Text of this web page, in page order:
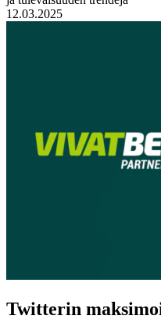
12.03.2025
Twitterin